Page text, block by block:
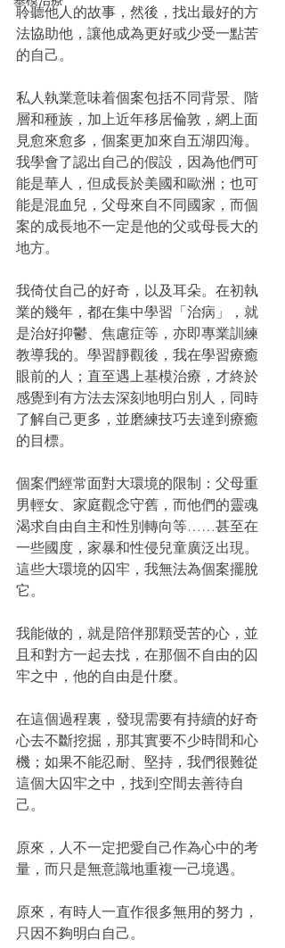
聆聽他人的故事，然後，找出最好的方
法協助他，讓他成為更好或少受一點苦
的自己。
私人執業意味着個案包括不同背景、階
層和種族，加上近年移居倫敦，網上面
見愈來愈多，個案更加來自五湖四海。
我學會了認出自己的假設，因為他們可
能是華人，但成長於美國和歐洲；也可
能是混血兒，父母來自不同國家，而個
案的成長地不一定是他的父或母長大的
地方。
我倚仗自己的好奇，以及耳朵。在初執
業的幾年，都在集中學習「治病」，就
是治好抑鬱、焦慮症等，亦即專業訓練
教導我的。學習靜觀後，我在學習療癒
眼前的人；直至遇上基模治療，才終於
感覺到有方法去深刻地明白別人，同時
了解自己更多，並磨練技巧去達到療癒
的目標。
個案們經常面對大環境的限制：父母重
男輕女、家庭觀念守舊，而他們的靈魂
渴求自由自主和性別轉向等……甚至在
一些國度，家暴和性侵兒童廣泛出現。
這些大環境的囚牢，我無法為個案擺脫
它。
我能做的，就是陪伴那顆受苦的心，並
且和對方一起去找，在那個不自由的囚
牢之中，他的自由是什麼。
在這個過程裏，發現需要有持續的好奇
心去不斷挖掘，那其實要不少時間和心
機；如果不能忍耐、堅持，我們很難從
這個大囚牢之中，找到空間去善待自
己。
原來，人不一定把愛自己作為心中的考
量，而只是無意識地重複一己境遇。
原來，有時人一直作很多無用的努力，
只因不夠明白自己。